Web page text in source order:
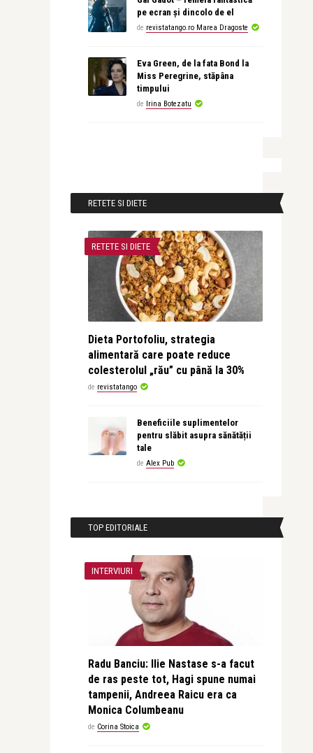
pe ecran și dincolo de el
de revistatango.ro Marea Dragoste
Eva Green, de la fata Bond la
Miss Peregrine, stăpâna
timpului
de Irina Botezatu
RETETE SI DIETE
RETETE SI DIETE
Dieta Portofoliu, strategia
alimentară care poate reduce
colesterolul „rău” cu până la 30%
de revistatango
Beneficiile suplimentelor
pentru slăbit asupra sănătății
tale
de Alex Pub
TOP EDITORIALE
INTERVIURI
Radu Banciu: Ilie Nastase s-a facut
de ras peste tot, Hagi spune numai
tampenii, Andreea Raicu era ca
Monica Columbeanu
de Corina Stoica